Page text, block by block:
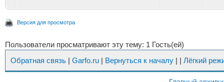
Версия для просмотра
Пользователи просматривают эту тему: 1 Гость(ей)
Обратная связь | Garfo.ru | Вернуться к началу | | Лёгкий